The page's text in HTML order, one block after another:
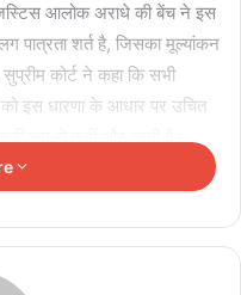
जस्टिस आलोक अराधे की बेंच ने इस
पात्रता शर्त है, जिसका मूल्यांकन
कोर्ट ने कहा कि सभी
को इस धारणा के आधार पर उचित
जरूरी रूप से कहीं और रहती है।
एक राज्य का बदलेगा नाम; कई